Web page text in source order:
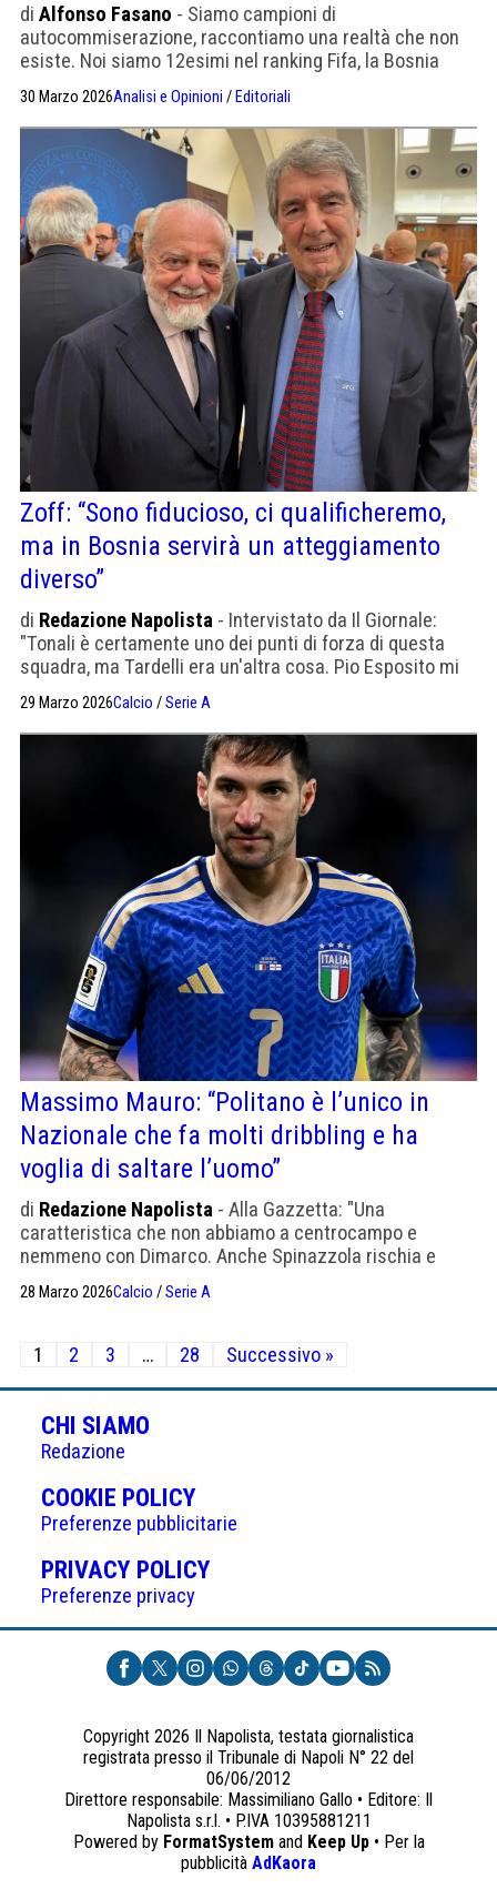
di Alfonso Fasano - Siamo campioni di
autocommiserazione, raccontiamo una realtà che non
esiste. Noi siamo 12esimi nel ranking Fifa, la Bosnia
squadra
30 Marzo 2026Analisi e Opinioni / Editoriali
Zoff: “Sono fiducioso, ci qualificheremo,
ma in Bosnia servirà un atteggiamento
diverso”
di Redazione Napolista - Intervistato da Il Giornale:
"Tonali è certamente uno dei punti di forza di questa
squadra, ma Tardelli era un'altra cosa. Pio Esposito mi
29 Marzo 2026Calcio /Serie A
Massimo Mauro: “Politano è l’unico in
Nazionale che fa molti dribbling e ha
voglia di saltare l’uomo”
di Redazione Napolista - Alla Gazzetta: "Una
caratteristica che non abbiamo a centrocampo e
nemmeno con Dimarco. Anche Spinazzola rischia e
a partita in corso".
28 Marzo 2026Calcio /Serie A
Paginazione
degli
articoli
1 2 3 … 28 Successivo »
CHI SIAMO
Redazione
COOKIE POLICY(APRE
IN
UNA
NUOVA
Preferenze pubblicitarie
PRIVACY POLICY(APRE
UNA
NUOVA
SCHEDA)
Preferenze privacy
Copyright 2026 Il Napolista, testata giornalistica
registrata presso il Tribunale di Napoli N° 22 del
06/06/2012
Direttore responsabile: Massimiliano Gallo • Editore: Il
Napolista s.r.l. • P.IVA 10395881211
Powered by FormatSystemand Keep Up• Per la
pubblicità AdKaora